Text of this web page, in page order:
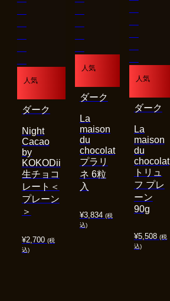
人気
¥2,700 (税
込)
Night
Cacao
by
KOKODii
生チョコ
レート＜
プレーン
＞
ダーク
人気
¥3,834 (税
込)
La
maison
du
chocolat
プラリ
ネ 6粒
入
ダーク
人気
¥5,508 (税
込)
La
maison
du
chocolat
トリュ
フ プレ
ーン
90g
ダーク